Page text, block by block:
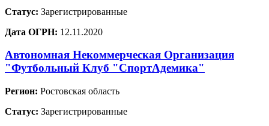
Статус: Зарегистрированные
Дата ОГРН: 12.11.2020
Автономная Некоммерческая Организация
"Футбольный Клуб "СпортАдемика"
Регион: Ростовская область
Статус: Зарегистрированные